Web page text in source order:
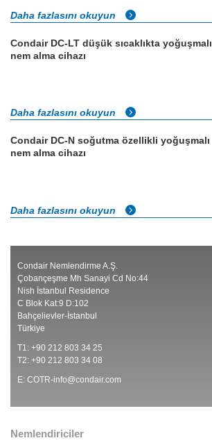
Daha fazlasını okuyun
Condair DC-LT düşük sıcaklıkta yoğuşmalı
nem alma cihazı
Daha fazlasını okuyun
Condair DC-N soğutma özellikli yoğuşmalı
nem alma cihazı
Daha fazlasını okuyun
Condair Nemlendirme A.Ş.
Çobançeşme Mh Sanayi Cd No:44
Nish İstanbul Residence
C Blok Kat:9 D:102
Bahçelievler-İstanbul
Türkiye
T1: +90 212 803 34 25
T2: +90 212 803 34 08
E: COTR-info@condair.com
Nemlendiriciler